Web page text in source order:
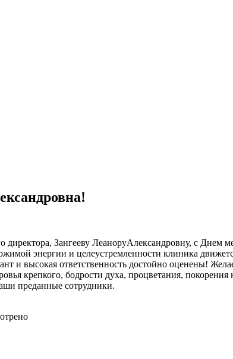
Зангееву ЛеаноруАлександровну, с Днем
энергии и целеустремленности клиника
и высокая ответственность достойно оценены!
крепкого, бодрости духа, процветания,
преданные сотрудники.